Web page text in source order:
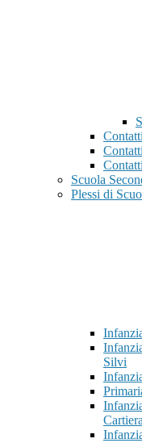
Scuola
Plessi di
Silvi
Cartiera